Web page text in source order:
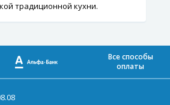
традиционной кухни.
Все способы
оплаты